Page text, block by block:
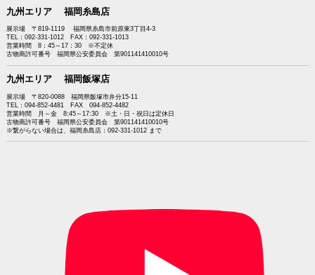
九州エリア 福岡糸島店
展示場 〒819-1119 福岡県糸島市前原東3丁目4-3
TEL：092-331-1012 FAX：092-331-1013
営業時間 8：45～17：30 ※不定休
古物商許可番号 福岡県公安委員会 第901141410010号
九州エリア 福岡飯塚店
展示場 〒820-0088 福岡県飯塚市弁分15-11
TEL：094-852-4481 FAX 094-852-4482
営業時間 月～金 8:45～17:30 ※土・日・祝日は定休日
古物商許可番号 福岡県公安委員会 第901141410010号
※繋がらない場合は、福岡糸島店：092-331-1012 まで